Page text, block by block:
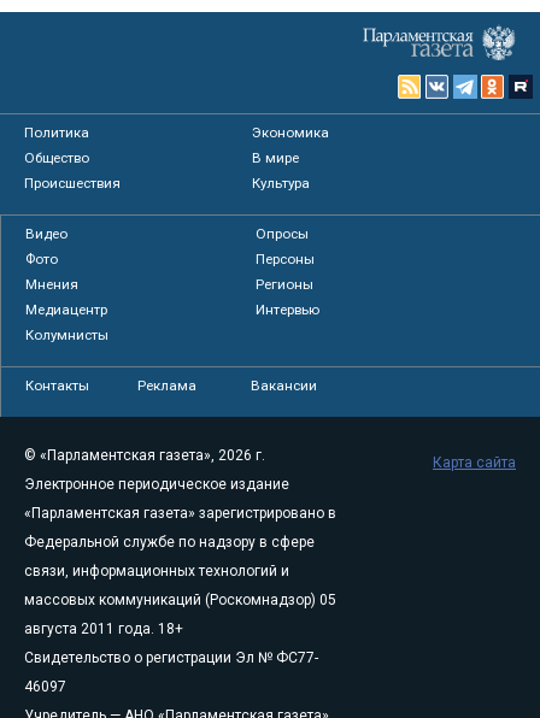
Политика
Экономика
Общество
В мире
Происшествия
Культура
Видео
Опросы
Фото
Персоны
Мнения
Регионы
Медиацентр
Интервью
Колумнисты
Контакты Реклама Вакансии
© «Парламентская газета», 2026 г.
Электронное периодическое издание
«Парламентская газета» зарегистрировано в
Федеральной службе по надзору в сфере
связи, информационных технологий и
массовых коммуникаций (Роскомнадзор) 05
августа 2011 года. 18+
Свидетельство о регистрации Эл № ФС77-
46097
Карта сайта